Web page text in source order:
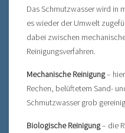
Das Schmutzwasser wird in
es wieder der Umwelt
dabei zwischen
Reinigungsverfahren.
Mechanische Reinigung–
Rechen, belüftetem Sand-
Schmutzwasser grob
Biologische Reinigung– die